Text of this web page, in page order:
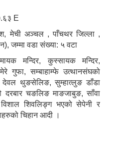
E
मेची अञ्चल , पाँचथर जिल्ला ,
जम्मा वडा संख्या: ५ वटा
मन्दिर, कुस्सायक मन्दिर,
गुफा, सम्बाहाम्फे उत्थानसंघको
देवल थुङसेलिङ, सुम्हात्लुङ डाँडा
दरबार चङलिङ माङजाबुङ, साँवा
विशाल शिवलिङ्ग भएको सेपेनी र
चिहान आदी ।